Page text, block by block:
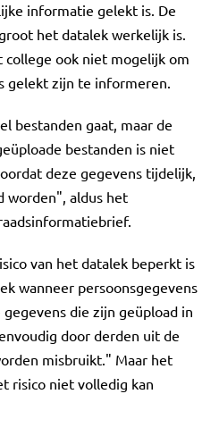
informatie gelekt is. De
het datalek werkelijk is.
college ook niet mogelijk om
gelekt zijn te informeren.
bestanden gaat, maar de
bestanden is niet
deze gegevens tijdelijk,
worden", aldus het
van het datalek beperkt is
wanneer persoonsgegevens
die zijn geüpload in
door derden uit de
misbruikt." Maar het
risico niet volledig kan